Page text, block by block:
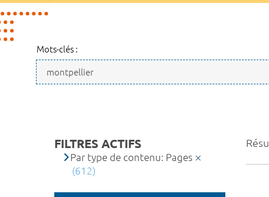
Mots-clés :
FILTRES ACTIFS
Par type de contenu: Pages
(612)